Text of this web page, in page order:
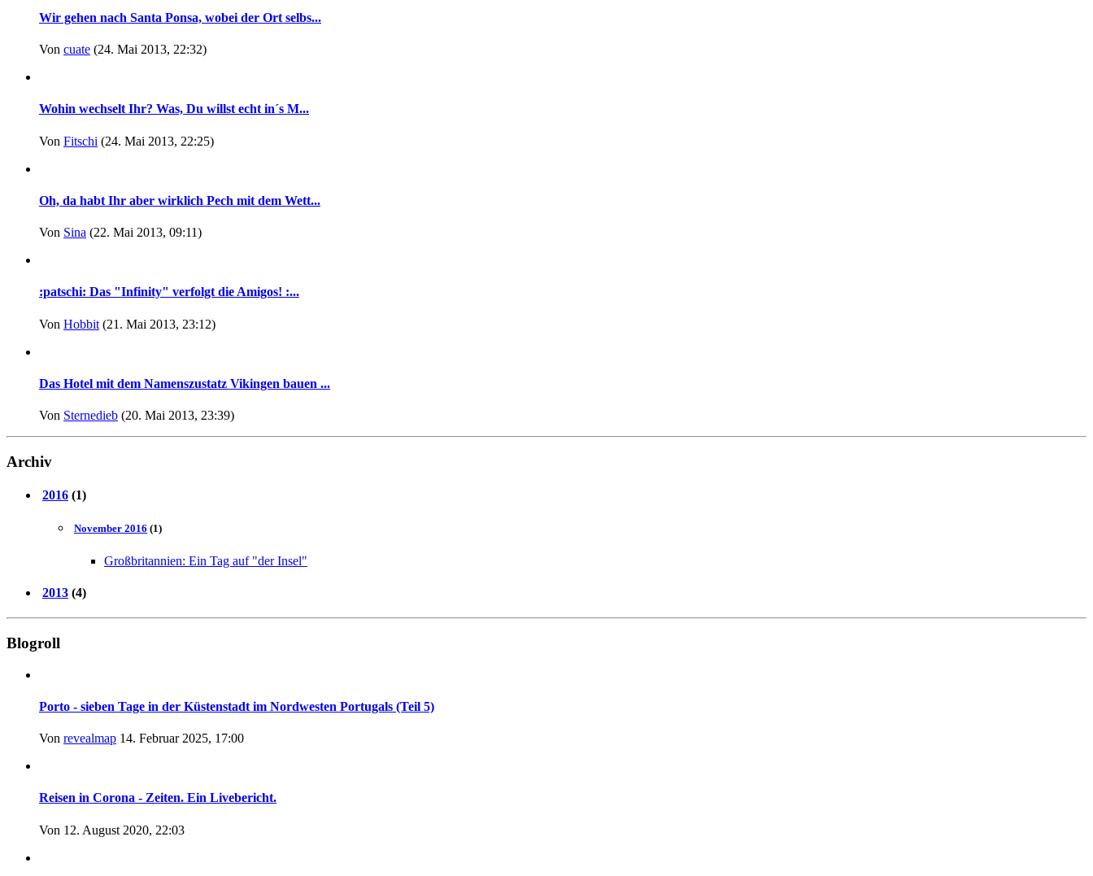
Wir gehen nach Santa Ponsa, wobei der Ort selbs...
Von cuate (24. Mai 2013, 22:32)
Wohin wechselt Ihr? Was, Du willst echt in´s M...
Von Fitschi (24. Mai 2013, 22:25)
Oh, da habt Ihr aber wirklich Pech mit dem Wett...
Von Sina (22. Mai 2013, 09:11)
:patschi: Das "Infinity" verfolgt die Amigos! :...
Von Hobbit (21. Mai 2013, 23:12)
Das Hotel mit dem Namenszustatz Vikingen bauen ...
Von Sternedieb (20. Mai 2013, 23:39)
Archiv
2016 (1)
November 2016 (1)
Großbritannien: Ein Tag auf "der Insel"
2013 (4)
Blogroll
Porto - sieben Tage in der Küstenstadt im Nordwesten Portugals (Teil 5)
Von revealmap 14. Februar 2025, 17:00
Reisen in Corona - Zeiten. Ein Livebericht.
Von 12. August 2020, 22:03